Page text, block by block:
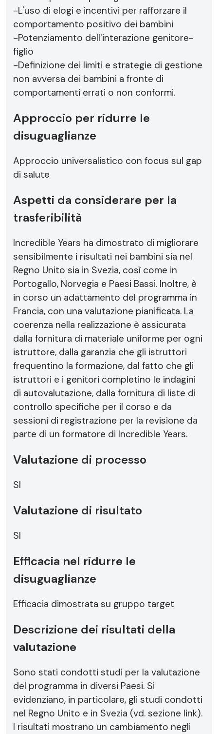
-L'uso di elogi e incentivi per rafforzare il
comportamento positivo dei bambini
-Potenziamento dell'interazione genitore-
figlio
-Definizione dei limiti e strategie di gestione
non avversa dei bambini a fronte di
comportamenti errati o non conformi.
Approccio per ridurre le
disuguaglianze
Approccio universalistico con focus sul gap
di salute
Aspetti da considerare per la
trasferibilità
Incredible Years ha dimostrato di migliorare
sensibilmente i risultati nei bambini sia nel
Regno Unito sia in Svezia, così come in
Portogallo, Norvegia e Paesi Bassi. Inoltre, è
in corso un adattamento del programma in
Francia, con una valutazione pianificata. La
coerenza nella realizzazione è assicurata
dalla fornitura di materiale uniforme per ogni
istruttore, dalla garanzia che gli istruttori
frequentino la formazione, dal fatto che gli
istruttori e i genitori completino le indagini
di autovalutazione, dalla fornitura di liste di
controllo specifiche per il corso e da
sessioni di registrazione per la revisione da
parte di un formatore di Incredible Years.
Valutazione di processo
SI
Valutazione di risultato
SI
Efficacia nel ridurre le
disuguaglianze
Efficacia dimostrata su gruppo target
Descrizione dei risultati della
valutazione
Sono stati condotti studi per la valutazione
del programma in diversi Paesi. Si
evidenziano, in particolare, gli studi condotti
nel Regno Unito e in Svezia (vd. sezione link).
I risultati mostrano un cambiamento negli